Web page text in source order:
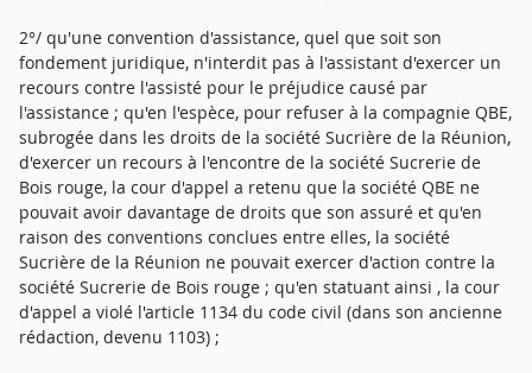
2°/ qu'une convention d'assistance, quel que soit son
fondement juridique, n'interdit pas à l'assistant d'exercer un
recours contre l'assisté pour le préjudice causé par
l'assistance ; qu'en l'espèce, pour refuser à la compagnie QBE,
subrogée dans les droits de la société Sucrière de la Réunion,
d'exercer un recours à l'encontre de la société Sucrerie de
Bois rouge, la cour d'appel a retenu que la société QBE ne
pouvait avoir davantage de droits que son assuré et qu'en
raison des conventions conclues entre elles, la société
Sucrière de la Réunion ne pouvait exercer d'action contre la
société Sucrerie de Bois rouge ; qu'en statuant ainsi , la cour
d'appel a violé l'article 1134 du code civil (dans son ancienne
rédaction, devenu 1103) ;